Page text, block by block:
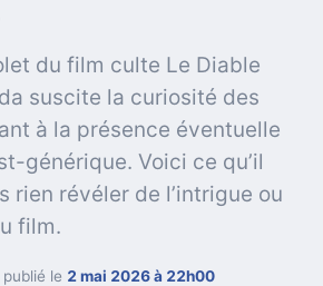
du film culte Le Diable
suscite la curiosité des
à la présence éventuelle
générique. Voici ce qu’il
rien révéler de l’intrigue ou
film.
le 2 mai 2026 à 22h00